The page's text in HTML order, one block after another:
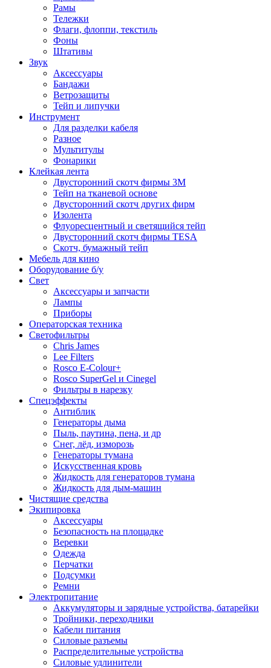
Рамы
Тележки
Флаги, флоппи, текстиль
Фоны
Штативы
Звук
Аксессуары
Бандажи
Ветрозащиты
Тейп и липучки
Инструмент
Для разделки кабеля
Разное
Мультитулы
Фонарики
Клейкая лента
Двусторонний скотч фирмы 3M
Тейп на тканевой основе
Двусторонний скотч других фирм
Изолента
Флуоресцентный и светящийся тейп
Двусторонний скотч фирмы TESA
Скотч, бумажный тейп
Мебель для кино
Оборудование б/у
Свет
Аксессуары и запчасти
Лампы
Приборы
Операторская техника
Светофильтры
Chris James
Lee Filters
Rosco E-Colour+
Rosco SuperGel и Cinegel
Фильтры в нарезку
Спецэффекты
Антиблик
Генераторы дыма
Пыль, паутина, пена, и др
Снег, лёд, изморозь
Генераторы тумана
Искусственная кровь
Жидкость для генераторов тумана
Жидкость для дым-машин
Чистящие средства
Экипировка
Аксессуары
Безопасность на площадке
Веревки
Одежда
Перчатки
Подсумки
Ремни
Электропитание
Аккумуляторы и зарядные устройства, батарейки
Тройники, переходники
Кабели питания
Силовые разъемы
Распределительные устройства
Силовые удлинители